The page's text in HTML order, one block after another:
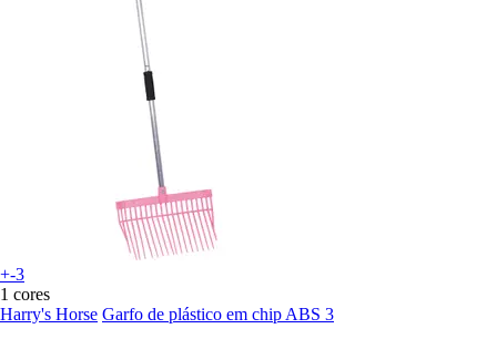
+-3
1 cores
Harry's Horse Garfo de plástico em chip ABS 3